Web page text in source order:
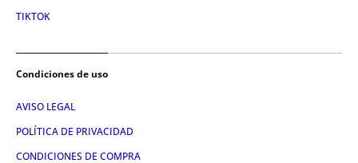
TIKTOK
Condiciones de uso
AVISO LEGAL
POLÍTICA DE PRIVACIDAD
CONDICIONES DE COMPRA